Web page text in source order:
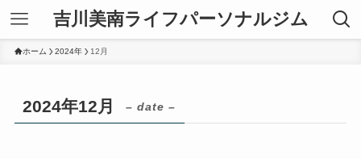
吉川美南ライフパーソナルジム
ホーム 2024年 12月
2024年12月 – date –